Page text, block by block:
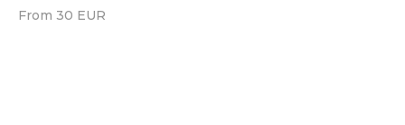
From 30 EUR